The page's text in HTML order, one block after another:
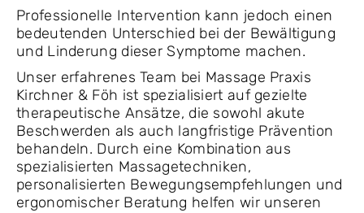
Professionelle Intervention kann jedoch einen
bedeutenden Unterschied bei der Bewältigung
und Linderung dieser Symptome machen.
Unser erfahrenes Team bei Massage Praxis
Kirchner & Föh ist spezialisiert auf gezielte
therapeutische Ansätze, die sowohl akute
Beschwerden als auch langfristige Prävention
behandeln. Durch eine Kombination aus
spezialisierten Massagetechniken,
personalisierten Bewegungsempfehlungen und
ergonomischer Beratung helfen wir unseren